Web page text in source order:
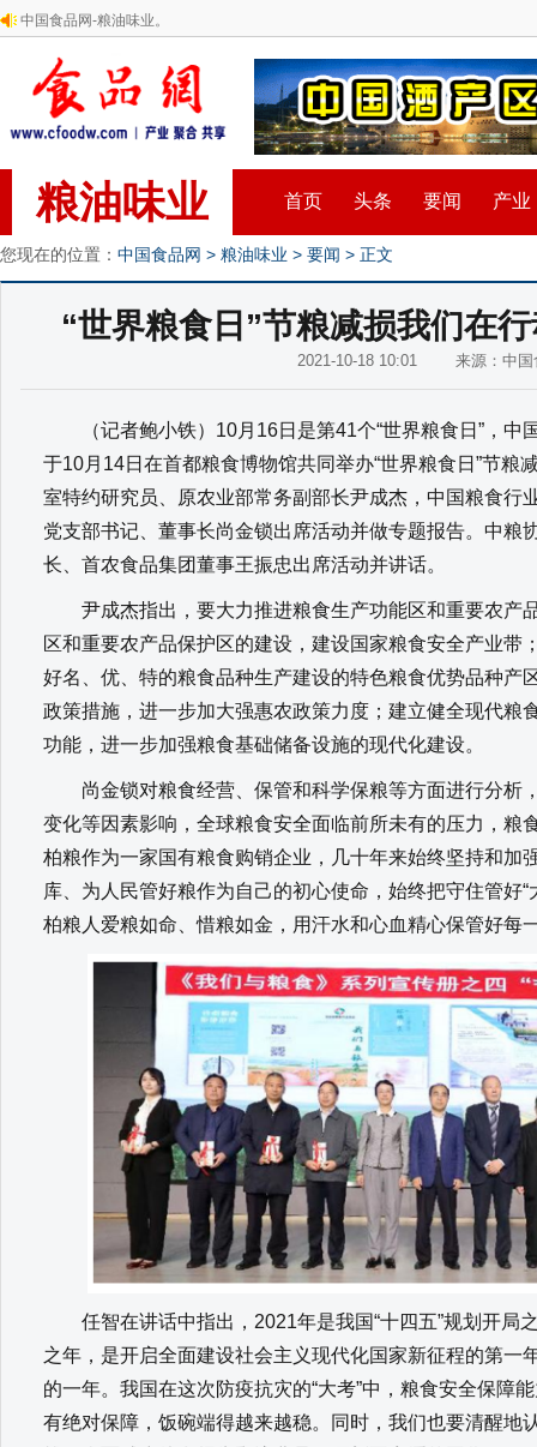
中国食品网-粮油味业。
粮油味业 首页 头条 要闻 产业
您现在的位置： 中国食品网 > 粮油味业 > 要闻 > 正文
“世界粮食日”节粮减损我们在
2021-10-18 10:01 来源：中国
（记者鲍小铁）10月16日是第41个“世界粮食日”，中
于10月14日在首都粮食博物馆共同举办“世界粮食日”节粮
室特约研究员、原农业部常务副部长尹成杰，中国粮食行
党支部书记、董事长尚金锁出席活动并做专题报告。中粮
长、首农食品集团董事王振忠出席活动并讲话。
尹成杰指出，要大力推进粮食生产功能区和重要农产
区和重要农产品保护区的建设，建设国家粮食安全产业带
好名、优、特的粮食品种生产建设的特色粮食优势品种产
政策措施，进一步加大强惠农政策力度；建立健全现代粮
功能，进一步加强粮食基础储备设施的现代化建设。
尚金锁对粮食经营、保管和科学保粮等方面进行分析
变化等因素影响，全球粮食安全面临前所未有的压力，粮
柏粮作为一家国有粮食购销企业，几十年来始终坚持和加
库、为人民管好粮作为自己的初心使命，始终把守住管好
柏粮人爱粮如命、惜粮如金，用汗水和心血精心保管好每
任智在讲话中指出，2021年是我国“十四五”规划开局
之年，是开启全面建设社会主义现代化国家新征程的第一
的一年。我国在这次防疫抗灾的“大考”中，粮食安全保障
有绝对保障，饭碗端得越来越稳。同时，我们也要清醒地